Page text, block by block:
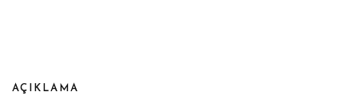
AÇIKLAMA